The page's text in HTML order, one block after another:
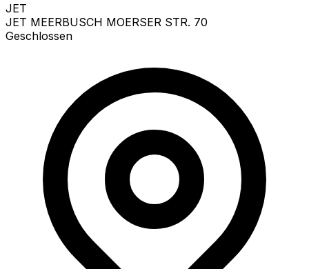
JET
JET MEERBUSCH MOERSER STR. 70
Geschlossen